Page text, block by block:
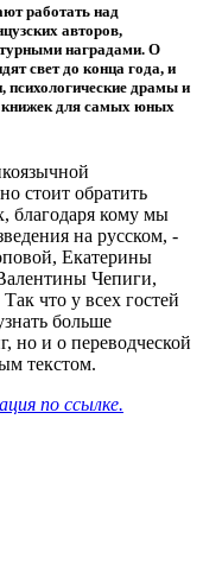
работать над
авторов,
наградами. О
свет до конца года, и
психологические драмы и
книжек для самых юных
стоит обратить
благодаря кому мы
на русском, -
Екатерины
Чепиги,
что у всех гостей
больше
но и о переводческой
текстом.
по ссылке.